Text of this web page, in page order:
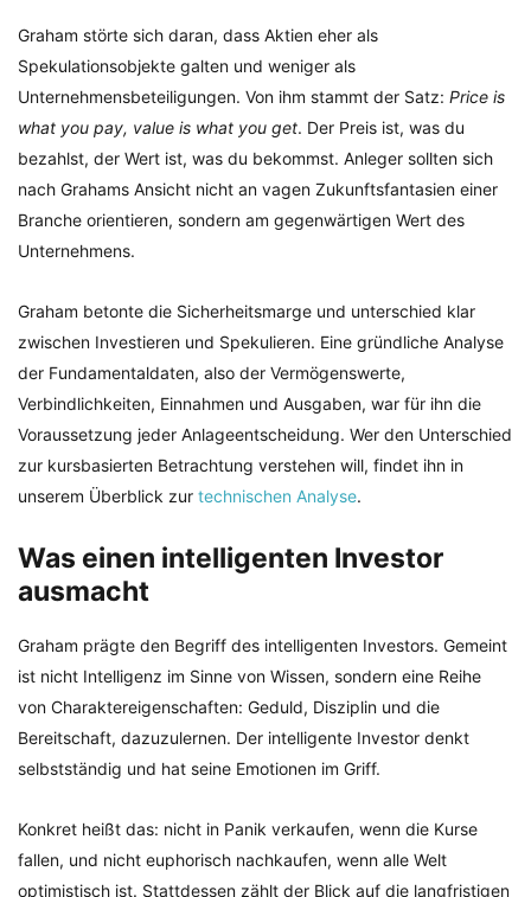
Graham störte sich daran, dass Aktien eher als
Spekulationsobjekte galten und weniger als
Unternehmensbeteiligungen. Von ihm stammt der Satz: Price is
what you pay, value is what you get. Der Preis ist, was du
bezahlst, der Wert ist, was du bekommst. Anleger sollten sich
nach Grahams Ansicht nicht an vagen Zukunftsfantasien einer
Branche orientieren, sondern am gegenwärtigen Wert des
Unternehmens.
Graham betonte die Sicherheitsmarge und unterschied klar
zwischen Investieren und Spekulieren. Eine gründliche Analyse
der Fundamentaldaten, also der Vermögenswerte,
Verbindlichkeiten, Einnahmen und Ausgaben, war für ihn die
Voraussetzung jeder Anlageentscheidung. Wer den Unterschied
zur kursbasierten Betrachtung verstehen will, findet ihn in
unserem Überblick zur technischen Analyse.
Was einen intelligenten Investor
ausmacht
Graham prägte den Begriff des intelligenten Investors. Gemeint
ist nicht Intelligenz im Sinne von Wissen, sondern eine Reihe
von Charaktereigenschaften: Geduld, Disziplin und die
Bereitschaft, dazuzulernen. Der intelligente Investor denkt
selbstständig und hat seine Emotionen im Griff.
Konkret heißt das: nicht in Panik verkaufen, wenn die Kurse
fallen, und nicht euphorisch nachkaufen, wenn alle Welt
optimistisch ist. Stattdessen zählt der Blick auf die langfristigen